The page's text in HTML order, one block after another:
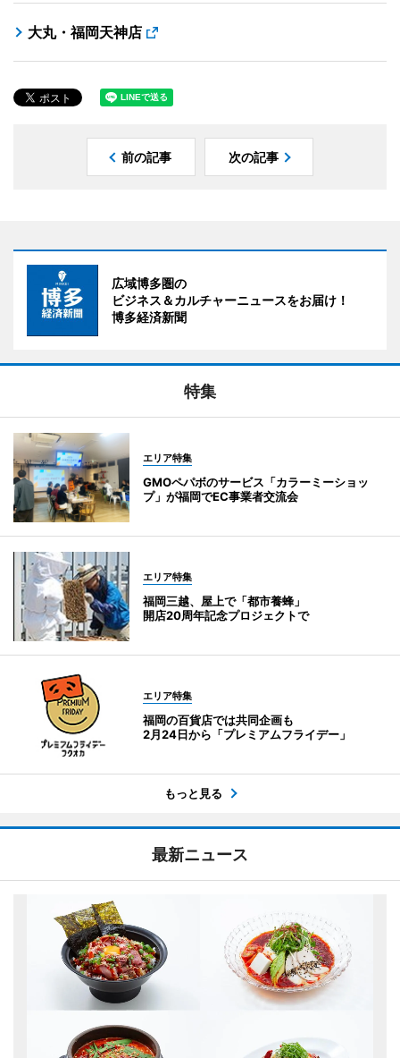
大丸・福岡天神店
前の記事 次の記事
広域博多圏の
ビジネス＆カルチャーニュースをお届け！
博多経済新聞
特集
エリア特集
GMOペパボのサービス「カラーミーショッ
プ」が福岡でEC事業者交流会
エリア特集
福岡三越、屋上で「都市養蜂」
開店20周年記念プロジェクトで
エリア特集
福岡の百貨店では共同企画も
2月24日から「プレミアムフライデー」
もっと見る
最新ニュース